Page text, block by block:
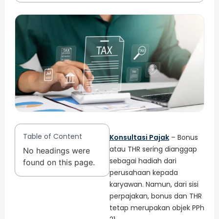
Table of Content
No headings were
found on this page.
Konsultasi Pajak – Bonus
atau THR sering dianggap
sebagai hadiah dari
perusahaan kepada
karyawan. Namun, dari sisi
perpajakan, bonus dan THR
tetap merupakan objek PPh